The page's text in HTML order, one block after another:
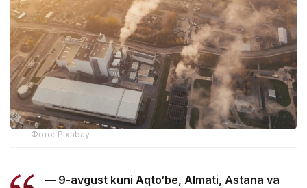
Фото: Pixabay
— 9-avgust kuni Aqto‘be, Almati, Astana va